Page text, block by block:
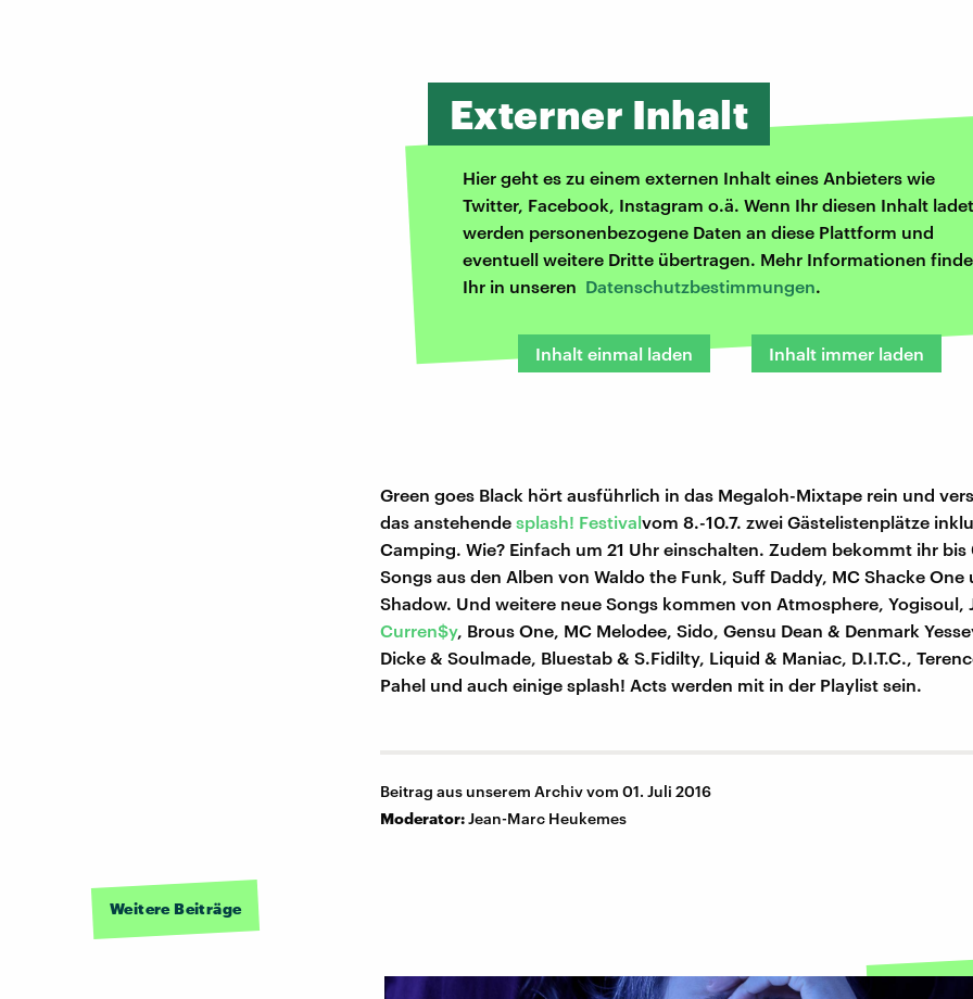
Externer Inhalt
Hier geht es zu einem externen Inhalt eines Anbieters wie
Twitter, Facebook, Instagram o.ä. Wenn Ihr diesen Inhalt
werden personenbezogene Daten an diese Plattform und
eventuell weitere Dritte übertragen. Mehr Informationen
Ihr in unseren Datenschutzbestimmungen.
Inhalt einmal laden Inhalt immer laden
Green goes Black hört ausführlich in das Megaloh-Mixtape rein und
das anstehende splash! Festivalvom 8.-10.7. zwei Gästelistenplätze
Camping. Wie? Einfach um 21 Uhr einschalten. Zudem bekommt ihr bis
Songs aus den Alben von Waldo the Funk, Suff Daddy, MC Shacke One
Shadow. Und weitere neue Songs kommen von Atmosphere, Yogisoul,
Curren$y, Brous One, MC Melodee, Sido, Gensu Dean & Denmark
Dicke & Soulmade, Bluestab & S.Fidilty, Liquid & Maniac, D.I.T.C.,
Pahel und auch einige splash! Acts werden mit in der Playlist sein.
Beitrag aus unserem Archiv vom 01. Juli 2016
Moderator:Jean-Marc Heukemes
Weitere Beiträge